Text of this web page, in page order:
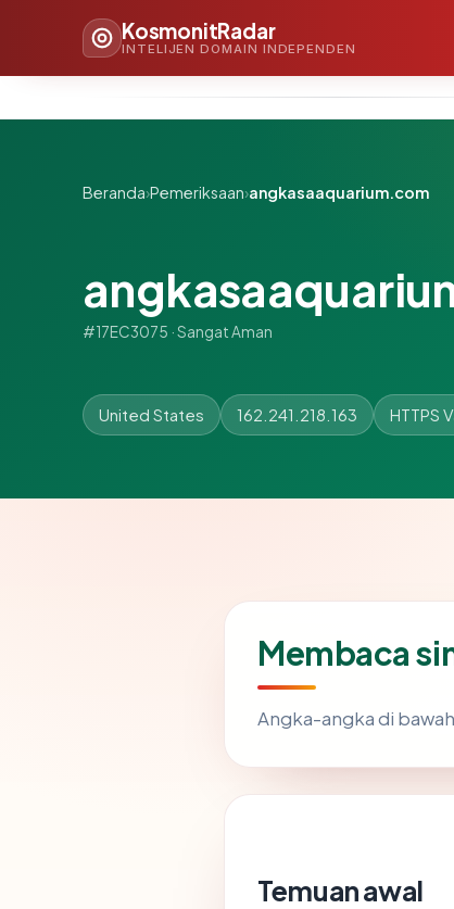
KosmonitRadar
INTELIJEN DOMAIN INDEPENDEN
Beranda›Pemeriksaan›angkasaaquarium.com
#17EC3075 · Sangat Aman
United States 162.241.218.163 HTTPS
Membaca
Angka-angka di
Temuan awal